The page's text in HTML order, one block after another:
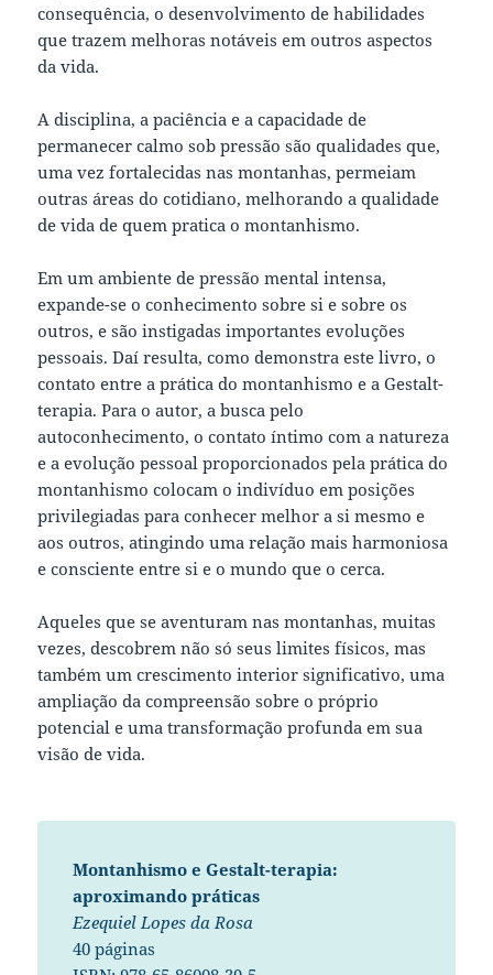
consequência, o desenvolvimento de habilidades
que trazem melhoras notáveis em outros aspectos
da vida.
A disciplina, a paciência e a capacidade de
permanecer calmo sob pressão são qualidades que,
uma vez fortalecidas nas montanhas, permeiam
outras áreas do cotidiano, melhorando a qualidade
de vida de quem pratica o montanhismo.
Em um ambiente de pressão mental intensa,
expande-se o conhecimento sobre si e sobre os
outros, e são instigadas importantes evoluções
pessoais. Daí resulta, como demonstra este livro, o
contato entre a prática do montanhismo e a Gestalt-
terapia. Para o autor, a busca pelo
autoconhecimento, o contato íntimo com a natureza
e a evolução pessoal proporcionados pela prática do
montanhismo colocam o indivíduo em posições
privilegiadas para conhecer melhor a si mesmo e
aos outros, atingindo uma relação mais harmoniosa
e consciente entre si e o mundo que o cerca.
Aqueles que se aventuram nas montanhas, muitas
vezes, descobrem não só seus limites físicos, mas
também um crescimento interior significativo, uma
ampliação da compreensão sobre o próprio
potencial e uma transformação profunda em sua
visão de vida.
Montanhismo e Gestalt-terapia:
aproximando práticas
Ezequiel Lopes da Rosa
40 páginas